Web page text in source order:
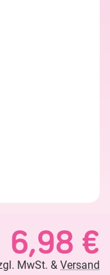
6,98 €
MwSt. & Versand